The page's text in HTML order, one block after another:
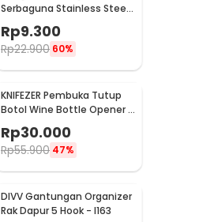
Serbaguna Stainless Steel
10 PCS - M127105
Rp9.300
Rp22.900 60%
KNIFEZER Pembuka Tutup
Botol Wine Bottle Opener -
TYK-074B
Rp30.000
Rp55.900 47%
DIVV Gantungan Organizer
Rak Dapur 5 Hook - I163